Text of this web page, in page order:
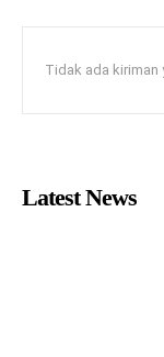
Tidak ada kiriman
Latest News